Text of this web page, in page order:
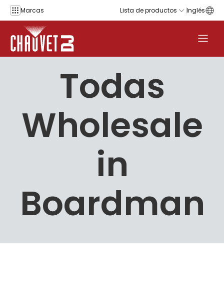
Saltar al contenido
Marcas Lista de productos Inglés
Todas
Wholesale
in
Boardman